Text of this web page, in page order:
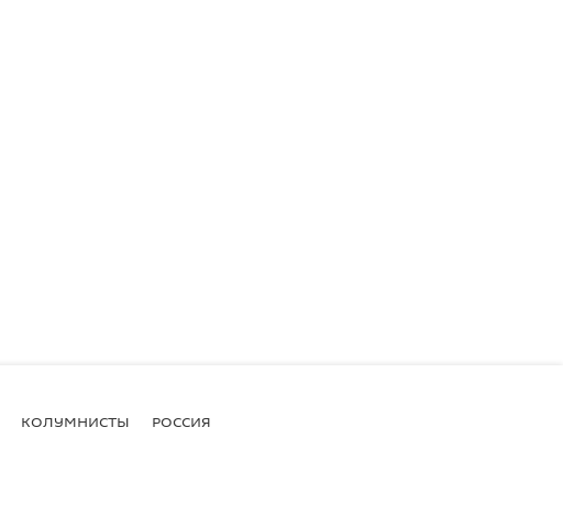
КОЛУМНИСТЫ РОССИЯ